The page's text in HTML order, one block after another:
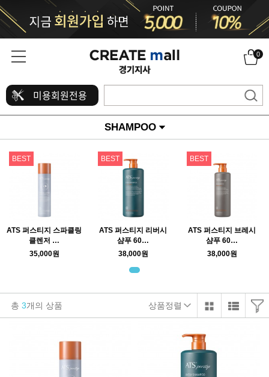
0
미용회원전용
SHAMPOO
BEST
ATS 퍼스티지 스파클링
클렌저 …
35,000원
BEST
ATS 퍼스티지 리버시
샴푸 60…
38,000원
BEST
ATS 퍼스티지 브레시
샴푸 60…
38,000원
총 3개의 상품 상품정렬